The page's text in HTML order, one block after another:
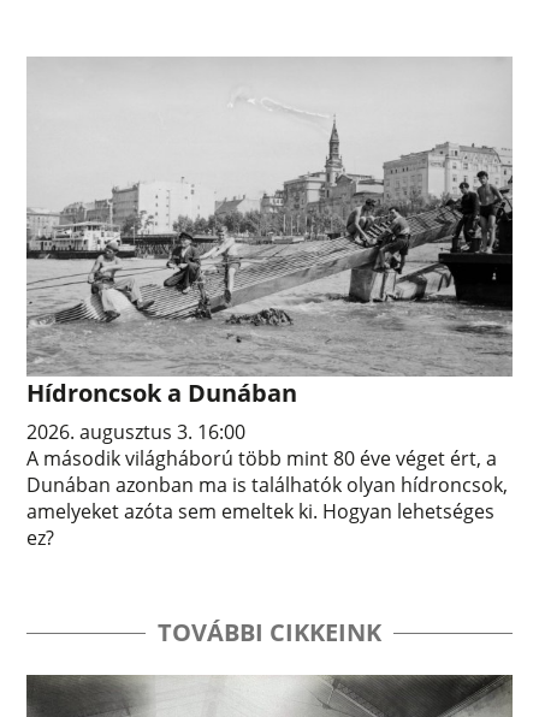
Hídroncsok a Dunában
2026. augusztus 3. 16:00
A második világháború több mint 80 éve véget ért, a
Dunában azonban ma is találhatók olyan hídroncsok,
amelyeket azóta sem emeltek ki. Hogyan lehetséges
ez?
TOVÁBBI CIKKEINK